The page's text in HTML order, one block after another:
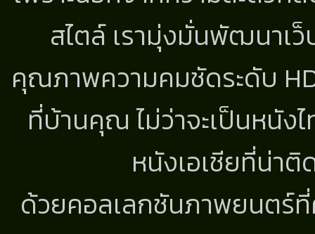
สไตล์ เรามุ่งมั่นพัฒนาเ
คุณภาพความคมชัดระดับ
ที่บ้านคุณ ไม่ว่าจะเป็นหนั
หนังเอเชียที่น่า
ด้วยคอลเลกชันภาพยนตร์